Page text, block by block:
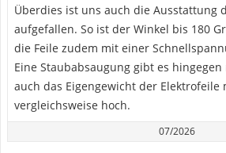
Überdies ist uns auch die Ausstattung
aufgefallen. So ist der Winkel bis 180
die Feile zudem mit einer
Eine Staubabsaugung gibt es
auch das Eigengewicht der Elektrofeile
vergleichsweise hoch.
07/2026